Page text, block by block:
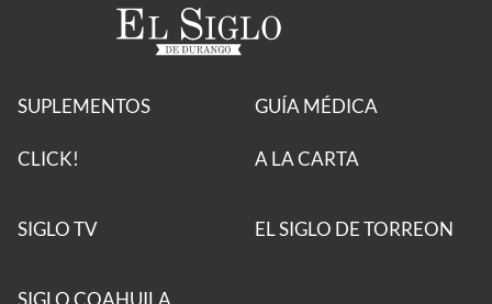
SUPLEMENTOS
CLICK!
GUÍA MÉDICA
A LA CARTA
SIGLO TV EL SIGLO DE TORREON
SIGLO COAHUILA